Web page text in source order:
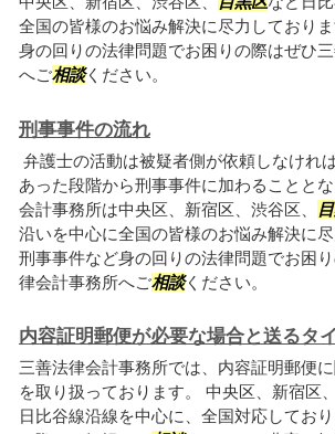
全国の皆様のお悩み解決に尽力しており
身の回りの法律問題でお困りの際はぜひ
へご相談ください。
刑事事件の流れ
弁護士の活動は被疑者側が依頼しなけれ
あった段階から刑事事件に加わることと
会計事務所は中央区、新宿区、渋谷区、
沿いを中心に全国の皆様のお悩み解決に尽
刑事事件など身の回りの法律問題でお困
律会計事務所へご相談ください。
内容証明郵便が必要な場合と送るタ
三善法律会計事務所では、内容証明郵便
を取り扱っております。 中央区、新宿区
日比谷線沿線を中心に、全国対応してお